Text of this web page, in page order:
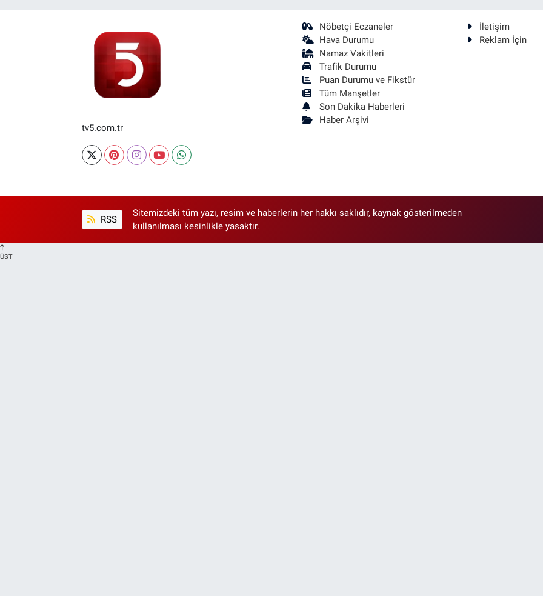
tv5.com.tr
Nöbetçi Eczaneler
Hava Durumu
Namaz Vakitleri
Trafik Durumu
Puan Durumu ve Fikstür
Tüm Manşetler
Son Dakika Haberleri
Haber Arşivi
İletişim
Reklam İçin
RSS
Sitemizdeki tüm yazı, resim ve haberlerin her hakkı saklıdır, kaynak gösterilmeden
kullanılması kesinlikle yasaktır.
ÜST